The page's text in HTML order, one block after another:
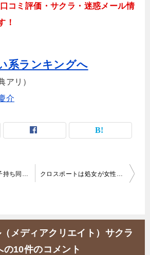
コミ評価・サクラ・迷惑メール情
！
系ランキングへ
アリ）
介
メディアクリエイト）サクラ
10件のコメント